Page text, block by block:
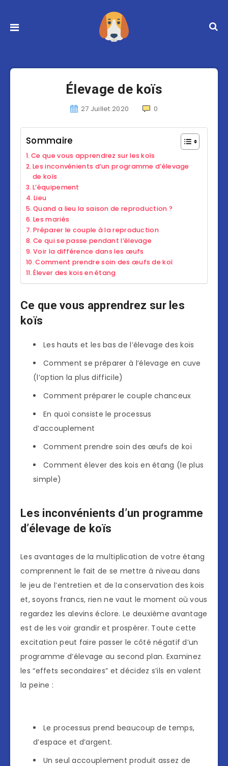
Élevage de koïs
27 Juillet 2020 0
Sommaire
Ce que vous apprendrez sur les koïs
Les inconvénients d’un programme d’élevage
de koïs
L’équipement
Lieu
Quand a lieu la saison de reproduction ?
Les mariés
Préparer le couple à la reproduction
Ce qui se passe pendant l’élevage
Voir la différence dans les œufs
Comment prendre soin des œufs de koï
Élever des kois en étang
Ce que vous apprendrez sur les
koïs
Les hauts et les bas de l’élevage des koïs
Comment se préparer à l’élevage en cuve
(l’option la plus difficile)
Comment préparer le couple chanceux
En quoi consiste le processus
d’accouplement
Comment prendre soin des œufs de koï
Comment élever des kois en étang (le plus
simple)
Les inconvénients d’un programme
d’élevage de koïs
Les avantages de la multiplication de votre étang
comprennent le fait de se mettre à niveau dans
le jeu de l’entretien et de la conservation des kois
et, soyons francs, rien ne vaut le moment où vous
regardez les alevins éclore. Le deuxième avantage
est de les voir grandir et prospérer. Toute cette
excitation peut faire passer le côté négatif d’un
programme d’élevage au second plan. Examinez
les “effets secondaires” et décidez s’ils en valent
la peine :
Le processus prend beaucoup de temps,
d’espace et d’argent.
Un seul accouplement produit assez de